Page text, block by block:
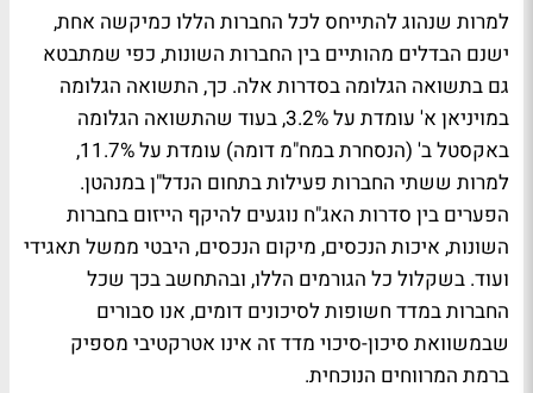
למרות שנהוג להתייחס לכל החברות הללו כמיקשה אחת,
ישנם הבדלים מהותיים בין החברות השונות, כפי שמתבטא
גם בתשואה הגלומה בסדרות אלה. כך, התשואה הגלומה
במויניאן א' עומדת על 3.2%, בעוד שהתשואה הגלומה
באקסטל ב' (הנסחרת במח"מ דומה) עומדת על 11.7%,
למרות ששתי החברות פעילות בתחום הנדל"ן במנהטן.
הפערים בין סדרות האג"ח נוגעים להיקף הייזום בחברות
השונות, איכות הנכסים, מיקום הנכסים, היבטי ממשל תאגידי
ועוד. בשקלול כל הגורמים הללו, ובהתחשב בכך שכל
החברות במדד חשופות לסיכונים דומים, אנו סבורים
שבמשוואת סיכון-סיכוי מדד זה אינו אטרקטיבי מספיק
ברמת המרווחים הנוכחית.